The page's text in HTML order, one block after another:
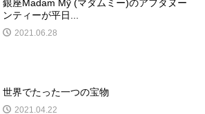
銀座Madam Mỹ (マダムミー)のアフタヌー
ンティーが平日...
2021.06.28
世界でたった一つの宝物
2021.04.22